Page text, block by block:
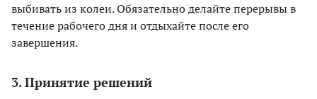
выбивать из колеи. Обязательно делайте перерывы в
течение рабочего дня и отдыхайте после его
завершения.
3. Принятие решений